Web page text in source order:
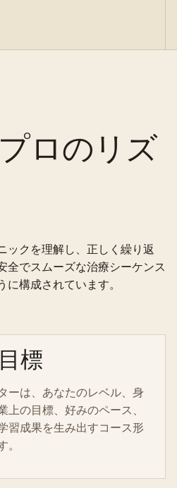
ロのリズ
ックを理解し、正しく繰り返
全でスムーズな治療シーケンス
構成されています。
標
ーは、あなたのレベル、身
上の目標、好みのペース、
習成果を生み出すコース形